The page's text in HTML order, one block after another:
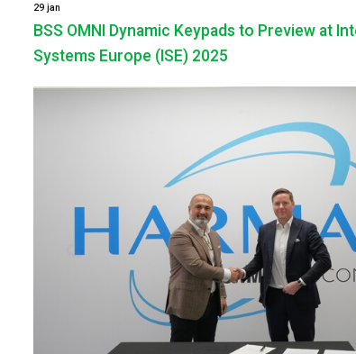
29 jan
BSS OMNI Dynamic Keypads to Preview at
Systems Europe (ISE) 2025